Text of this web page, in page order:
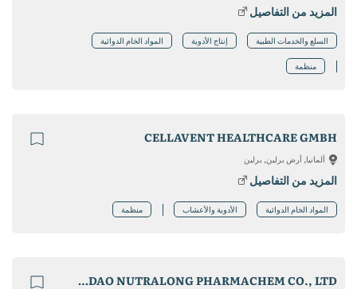
المزيد من التفاصيل
السلع والخدمات الطبية إنتاج الأدوية المواد الخام الدوائية
منظمة
CELLAVENT HEALTHCARE GMBH
ألمانيا, أرض برلين, برلين
المزيد من التفاصيل
المواد الخام الدوائية الأدوية والأعشاب منظمة
QINGDAO NUTRALONG PHARMACHEM CO., LTD.